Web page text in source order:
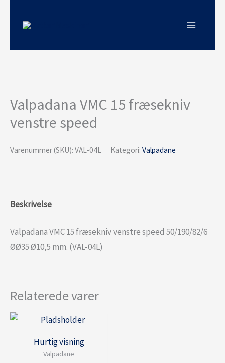
Valpadana VMC 15 fræsekniv
venstre speed
Varenummer (SKU): VAL-04L Kategori: Valpadane
Beskrivelse
Valpadana VMC 15 fræsekniv venstre speed 50/190/82/6
ØØ35 Ø10,5 mm. (VAL-04L)
Relaterede varer
Hurtig visning
Valpadane